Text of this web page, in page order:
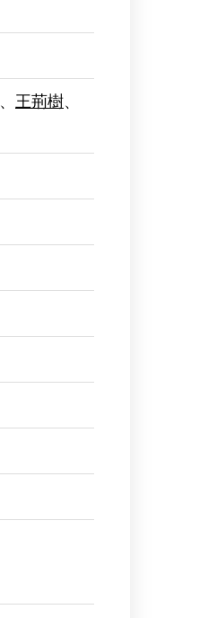
、 王荊樹、